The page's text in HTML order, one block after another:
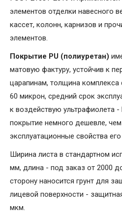
элементов отделки навесного
кассет, колонн, карнизов и
элементов.
Покрытие PU (полиуретан)
матовую фактуру, устойчив к
царапинам, толщина комплекса
60 микрон, средний срок
к воздействую ультрафиолета -
покрытие немного дешевле, чем
эксплуатационные свойства
Ширина листа в стандартном
мм, длина - под заказ от 2000
сторону наносится грунт для
лицевой поверхности -
мкм.